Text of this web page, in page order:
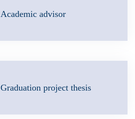
Academic advisor
Graduation project thesis